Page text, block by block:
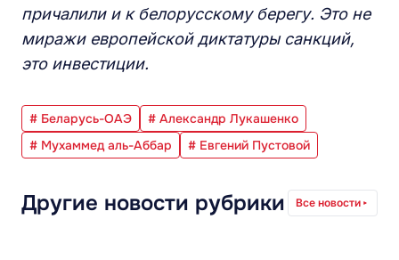
причалили и к белорусскому берегу. Это не
миражи европейской диктатуры санкций,
это инвестиции.
# Беларусь-ОАЭ
# Александр Лукашенко
# Мухаммед аль-Аббар
# Евгений Пустовой
Другие новости рубрики Все новости